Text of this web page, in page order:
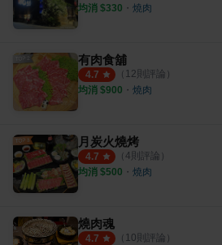
均消 $330 ・ 燒肉
有肉食舖
4.7 （ 12則評論）
均消 $900 ・ 燒肉
月炭火燒烤
4.7 （ 4則評論）
均消 $500 ・ 燒肉
燒肉魂
4.7 （ 10則評論）